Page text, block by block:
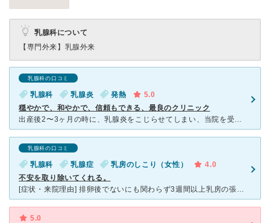
乳腺科について
【専門外来】 乳腺外来
乳腺科の口コミ
乳腺科 乳腺炎 発熱
5.0
穏やかで、和やかで、信頼もできる、最良のクリニック
出産後2〜3ヶ月の時に、乳腺炎をこじらせてしまい、当院を受診しました。 初診時の患部の状況ですが、乳房が硬く腫れた上、一部分が赤黒く変色しておりました。それまでに既に他院で受診し、そこで投薬治療
乳腺科の口コミ
乳腺科 乳腺症 乳房のしこり（女性）
4.0
不安を取り除いてくれる。
[症状・来院理由] 排卵後でないにも関わらず3週間以上乳房の張りが続いていて、 痛みも感じ始めたので病院を探そうと思いました。 母親に聞いてみたところ、こちらの先生が中村日赤に専門が乳腺科でいら
5.0